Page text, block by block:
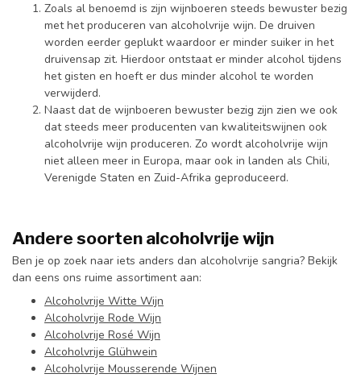
Zoals al benoemd is zijn wijnboeren steeds bewuster bezig
met het produceren van alcoholvrije wijn. De druiven
worden eerder geplukt waardoor er minder suiker in het
druivensap zit. Hierdoor ontstaat er minder alcohol tijdens
het gisten en hoeft er dus minder alcohol te worden
verwijderd.
Naast dat de wijnboeren bewuster bezig zijn zien we ook
dat steeds meer producenten van kwaliteitswijnen ook
alcoholvrije wijn produceren. Zo wordt alcoholvrije wijn
niet alleen meer in Europa, maar ook in landen als Chili,
Verenigde Staten en Zuid-Afrika geproduceerd.
Andere soorten alcoholvrije wijn
Ben je op zoek naar iets anders dan alcoholvrije sangria? Bekijk
dan eens ons ruime assortiment aan:
Alcoholvrije Witte Wijn
Alcoholvrije Rode Wijn
Alcoholvrije Rosé Wijn
Alcoholvrije Glühwein
Alcoholvrije Mousserende Wijnen